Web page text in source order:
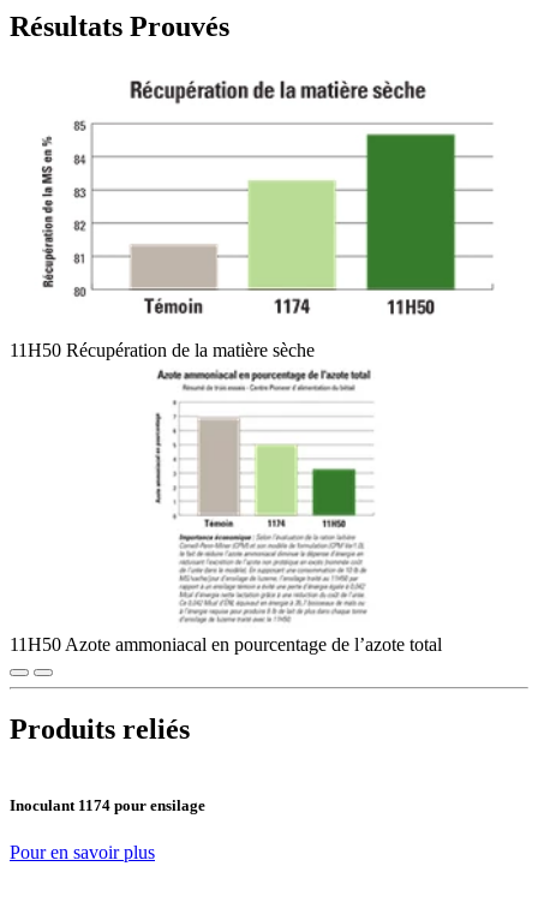
Résultats Prouvés
11H50 Récupération de la matière sèche
11H50 Azote ammoniacal en pourcentage de l’azote total
Produits reliés
Inoculant 1174 pour ensilage
Pour en savoir plus